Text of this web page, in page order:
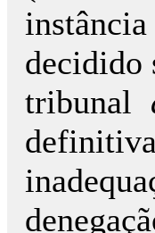
decidido
tribunal